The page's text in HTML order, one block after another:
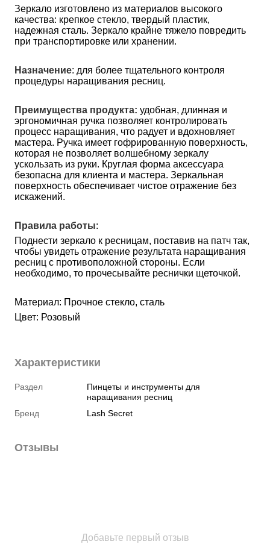
Зеркало изготовлено из материалов высокого
качества: крепкое стекло, твердый пластик,
надежная сталь. Зеркало крайне тяжело повредить
при транспортировке или хранении.
Назначение: для более тщательного контроля
процедуры наращивания ресниц.
Преимущества продукта: удобная, длинная и
эргономичная ручка позволяет контролировать
процесс наращивания, что радует и вдохновляет
мастера. Ручка имеет гофрированную поверхность,
которая не позволяет волшебному зеркалу
ускользать из руки. Круглая форма аксессуара
безопасна для клиента и мастера. Зеркальная
поверхность обеспечивает чистое отражение без
искажений.
Правила работы:
Поднести зеркало к ресницам, поставив на патч так,
чтобы увидеть отражение результата наращивания
ресниц с противоположной стороны. Если
необходимо, то прочесывайте реснички щеточкой.
Материал: Прочное стекло, сталь
Цвет: Розовый
Характеристики
Раздел
Пинцеты и инструменты для
наращивания ресниц
Бренд
Lash Secret
Отзывы
Добавьте первый отзыв